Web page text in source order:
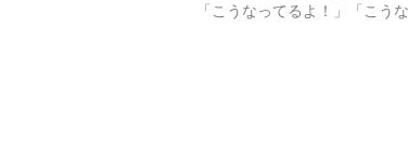
「こうなってるよ！」「こう